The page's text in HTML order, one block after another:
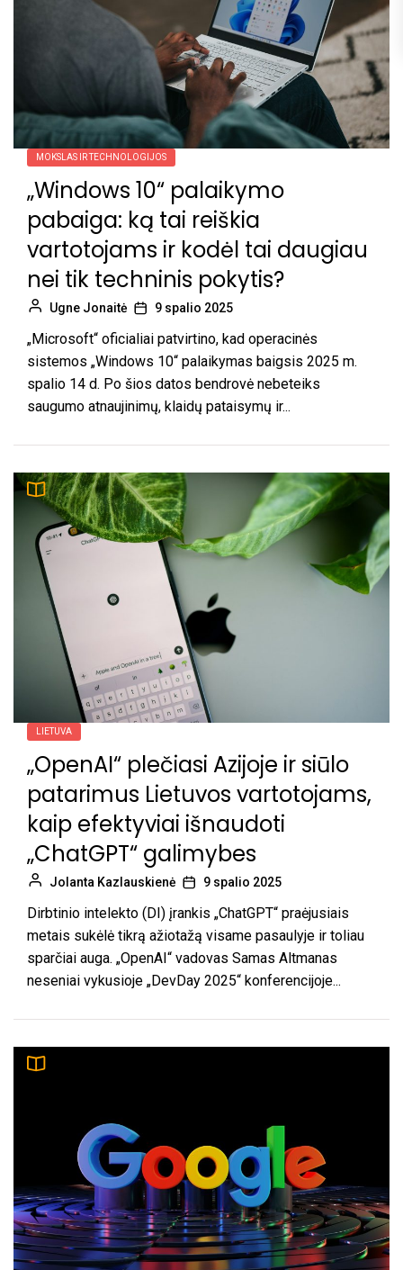
MOKSLAS IR TECHNOLOGIJOS
„Windows 10“ palaikymo
pabaiga: ką tai reiškia
vartotojams ir kodėl tai daugiau
nei tik techninis pokytis?
Ugne Jonaitė 9 spalio 2025
„Microsoft“ oficialiai patvirtino, kad operacinės
sistemos „Windows 10“ palaikymas baigsis 2025 m.
spalio 14 d. Po šios datos bendrovė nebeteiks
saugumo atnaujinimų, klaidų pataisymų ir...
LIETUVA
„OpenAI“ plečiasi Azijoje ir siūlo
patarimus Lietuvos vartotojams,
kaip efektyviai išnaudoti
„ChatGPT“ galimybes
Jolanta Kazlauskienė 9 spalio 2025
Dirbtinio intelekto (DI) įrankis „ChatGPT“ praėjusiais
metais sukėlė tikrą ažiotažą visame pasaulyje ir toliau
sparčiai auga. „OpenAI“ vadovas Samas Altmanas
neseniai vykusioje „DevDay 2025“ konferencijoje...